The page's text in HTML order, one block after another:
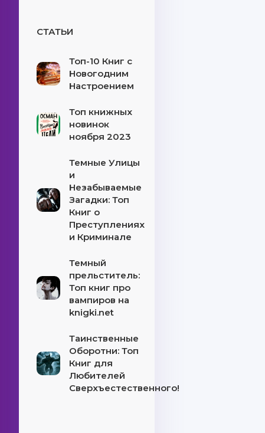
СТАТЬИ
Топ-10 Книг с
Новогодним
Настроением
Топ книжных
новинок
ноября 2023
Темные Улицы
и
Незабываемые
Загадки: Топ
Книг о
Преступлениях
и Криминале
Темный
прельститель:
Топ книг про
вампиров на
knigki.net
Таинственные
Оборотни: Топ
Книг для
Любителей
Сверхъестественного!